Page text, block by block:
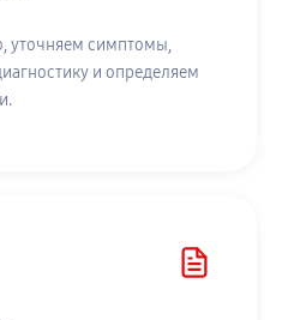
уточняем симптомы,
и определяем